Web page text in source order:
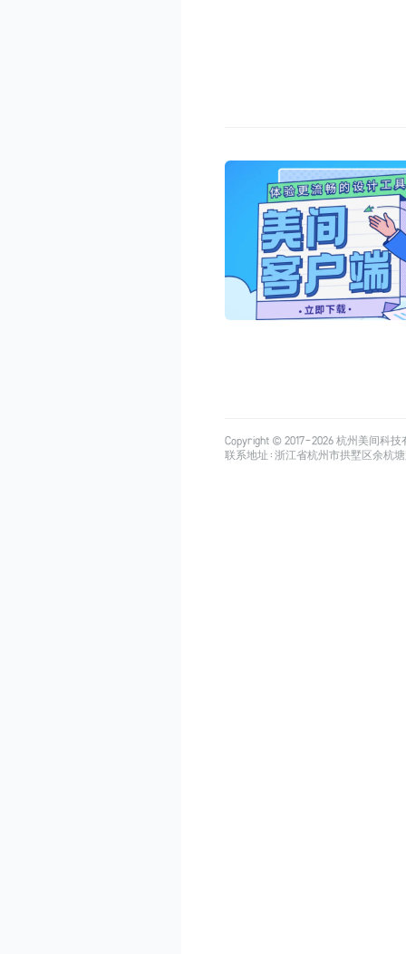
Copyright © 2017-2026杭州美间科技
联系地址：浙江省杭州市拱墅区余杭